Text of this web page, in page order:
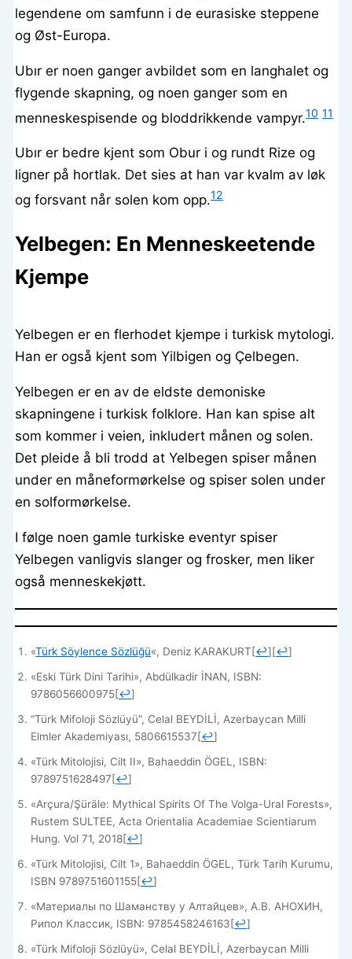
legendene om samfunn i de eurasiske steppene
og Øst-Europa.
Ubır er noen ganger avbildet som en langhalet og
flygende skapning, og noen ganger som en
menneskespisende og bloddrikkende vampyr.10 11
Ubır er bedre kjent som Obur i og rundt Rize og
ligner på hortlak. Det sies at han var kvalm av løk
og forsvant når solen kom opp.12
Yelbegen: En Menneskeetende
Kjempe
Yelbegen er en flerhodet kjempe i turkisk mytologi.
Han er også kjent som Yilbigen og Çelbegen.
Yelbegen er en av de eldste demoniske
skapningene i turkisk folklore. Han kan spise alt
som kommer i veien, inkludert månen og solen.
Det pleide å bli trodd at Yelbegen spiser månen
under en måneformørkelse og spiser solen under
en solformørkelse.
I følge noen gamle turkiske eventyr spiser
Yelbegen vanligvis slanger og frosker, men liker
også menneskekjøtt.
«Türk Söylence Sözlüğü«, Deniz KARAKURT[↩][↩]
«Eski Türk Dini Tarihi», Abdülkadir İNAN, ISBN:
9786056600975[↩]
“Türk Mifoloji Sözlüyü”, Celal BEYDİLİ, Azerbaycan Milli
Elmler Akademiyası, 5806615537[↩]
«Türk Mitolojisi, Cilt II», Bahaeddin ÖGEL, ISBN:
9789751628497[↩]
«Arçura/Şüräle: Mythical Spirits Of The Volga-Ural Forests»,
Rustem SULTEE, Acta Orientalia Academiae Scientiarum
Hung. Vol 71, 2018[↩]
«Türk Mitolojisi, Cilt 1», Bahaeddin ÖGEL, Türk Tarih Kurumu,
ISBN 9789751601155[↩]
«Материалы по Шаманству у Алтайцев», А.В. АНОХИН,
Рипол Классик, ISBN: 9785458246163[↩]
«Türk Mifoloji Sözlüyü», Celal BEYDİLİ, Azerbaycan Milli